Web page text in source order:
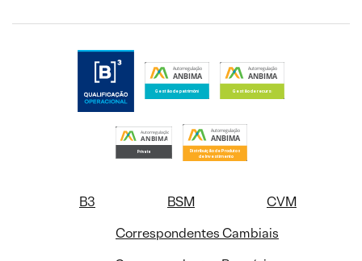
B3 BSM
CVM
Correspondentes Cambiais